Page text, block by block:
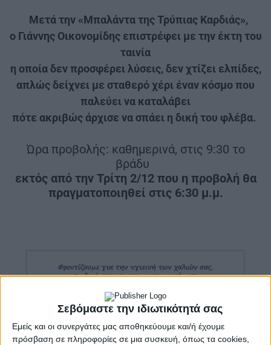
Σεβόμαστε την ιδιωτικότητά σας
Εμείς και οι συνεργάτες μας αποθηκεύουμε και/ή έχουμε
πρόσβαση σε πληροφορίες σε μια συσκευή, όπως τα cookies,
Μετά την «Μπαλάντα της Τρύπιας Καρδιάς»,
ο Γιάννης Οικονομίδης επιστρέφει με την έκτη του
ταινία
η οποία δεν προσφέρει λύσεις, δεν χτίζει ελπίδες,
απλώς δείχνει με σταθερό χέρι έναν κόσμο που
παλεύει να καταλάβει
πότε ακριβώς άρχισε να σπάει η δική του φλέβα.
Ώρα προβολής: καθημερινά, στις 9:30 το
βράδυ
εκτός από την Τρίτη 2/12 που η προβολή θα
πραγματοποιηθεί στις 6:30 μ.μ.